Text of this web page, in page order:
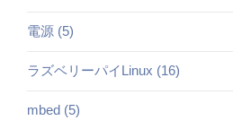
電源 (5)
ラズベリーパイLinux (16)
mbed (5)